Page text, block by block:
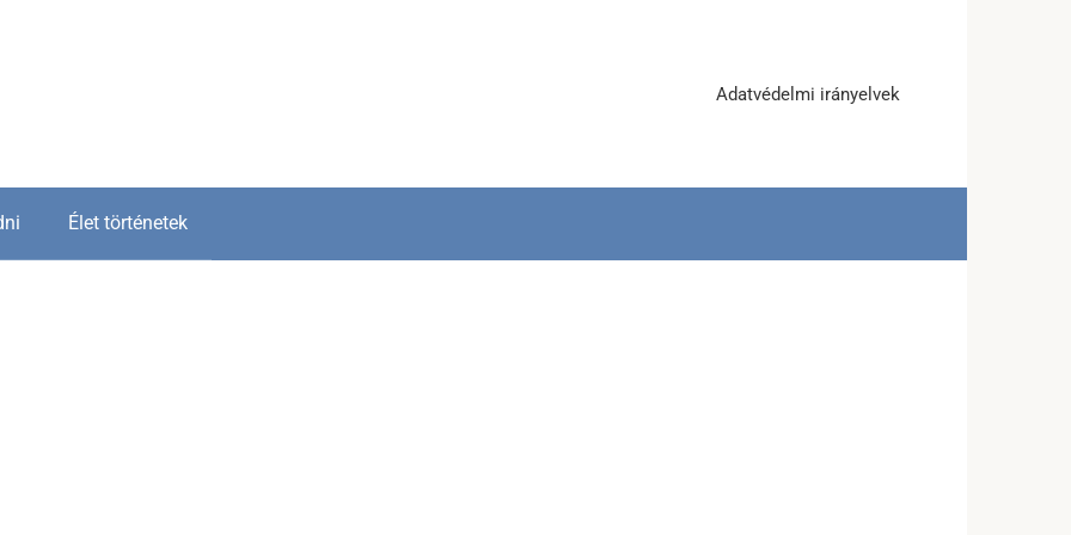
Adatvédelmi irányelvek
Élet történetek